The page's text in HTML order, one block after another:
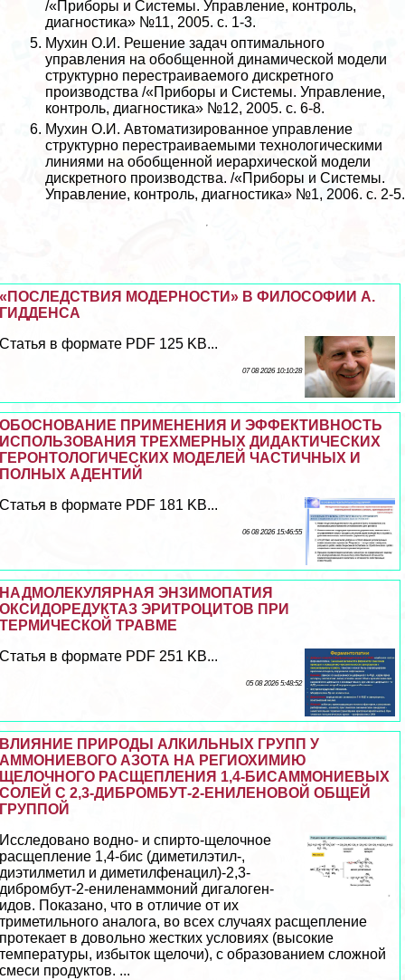
/«Приборы и Системы. Управление, контроль,
диагностика» №11, 2005. с. 1-3.
Мухин О.И. Решение задач оптимального
управления на обобщенной динамической модели
структурно перестраиваемого дискретного
производства /«Приборы и Системы. Управление,
контроль, диагностика» №12, 2005. с. 6-8.
Мухин О.И. Автоматизированное управление
структурно перестраиваемыми технологическими
линиями на обобщенной иерархической модели
дискретного производства. /«Приборы и Системы.
Управление, контроль, диагностика» №1, 2006. с. 2-5.
«ПОСЛЕДСТВИЯ МОДЕРНОСТИ» В ФИЛОСОФИИ А.
ГИДДЕНСА
Статья в формате PDF 125 KB...
07 08 2026 10:10:28
ОБОСНОВАНИЕ ПРИМЕНЕНИЯ И ЭФФЕКТИВНОСТЬ
ИСПОЛЬЗОВАНИЯ ТРЕХМЕРНЫХ ДИДАКТИЧЕСКИХ
ГЕРОНТОЛОГИЧЕСКИХ МОДЕЛЕЙ ЧАСТИЧНЫХ И
ПОЛНЫХ АДЕНТИЙ
Статья в формате PDF 181 KB...
06 08 2026 15:46:55
НАДМОЛЕКУЛЯРНАЯ ЭНЗИМОПАТИЯ
ОКСИДОРЕДУКТАЗ ЭРИТРОЦИТОВ ПРИ
ТЕРМИЧЕСКОЙ ТРАВМЕ
Статья в формате PDF 251 KB...
05 08 2026 5:48:52
ВЛИЯНИЕ ПРИРОДЫ АЛКИЛЬНЫХ ГРУПП У
АММОНИЕВОГО АЗОТА НА РЕГИОХИМИЮ
ЩЕЛОЧНОГО РАСЩЕПЛЕНИЯ 1,4-БИСАММОНИЕВЫХ
СОЛЕЙ С 2,3-ДИБРОМБУТ-2-ЕНИЛЕНОВОЙ ОБЩЕЙ
ГРУППОЙ
Исследовано водно- и спирто-щелочное
расщепление 1,4-бис (диметилэтил-,
диэтилметил и диметилфенацил)-2,3-
дибромбут-2-ениленаммоний дигалоген-
идов. Показано, что в отличие от их
триметильного аналога, во всех случаях расщепление
протекает в довольно жестких условиях (высокие
температуры, избыток щелочи), с образованием сложной
смеси продуктов. ...